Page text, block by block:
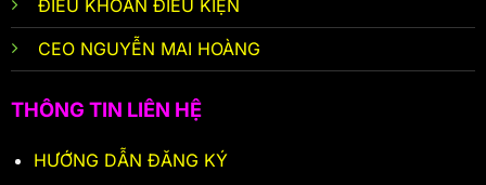
ĐIỀU KHOẢN ĐIỀU KIỆN
CEO NGUYỄN MAI HOÀNG
THÔNG TIN LIÊN HỆ
HƯỚNG DẪN ĐĂNG KÝ